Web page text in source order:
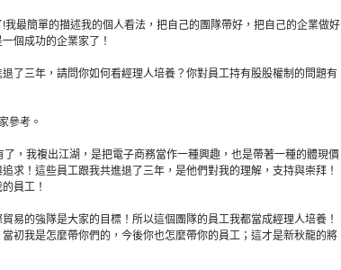
最簡單的描述我的個人看法，把自己的團隊帶好，把自己的企業做好
個成功的企業家了！
了三年，請問你如何看經理人培養？你對員工持有股股權制的問題有
參考。
，我複出江湖，是把電子商務當作一種興趣，也是帶著一種的體現價
求！這些員工跟我共進退了三年，是他們對我的理解，支持與崇拜！
員工！
易的強隊是大家的目標！所以這個團隊的員工我都當成經理人培養！
初我是怎麼帶你們的，今後你也怎麼帶你的員工；這才是新秋龍的將